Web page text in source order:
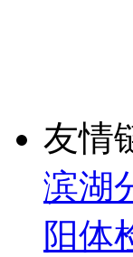
友情
滨湖
阳体